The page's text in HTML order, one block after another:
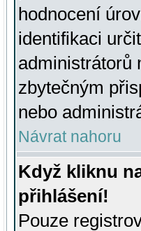
hodnocení
identifikaci
administrátorů
zbytečným
nebo
Návrat nahoru
Když kliknu
přihlášení!
Pouze